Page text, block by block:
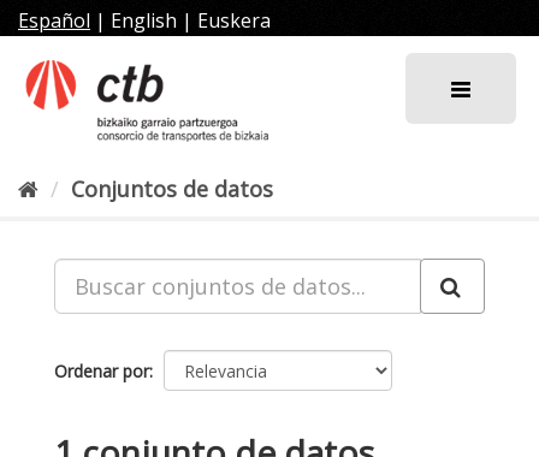
al
contenido
Español | English | Euskera
Conjuntos de datos
Ordenar por